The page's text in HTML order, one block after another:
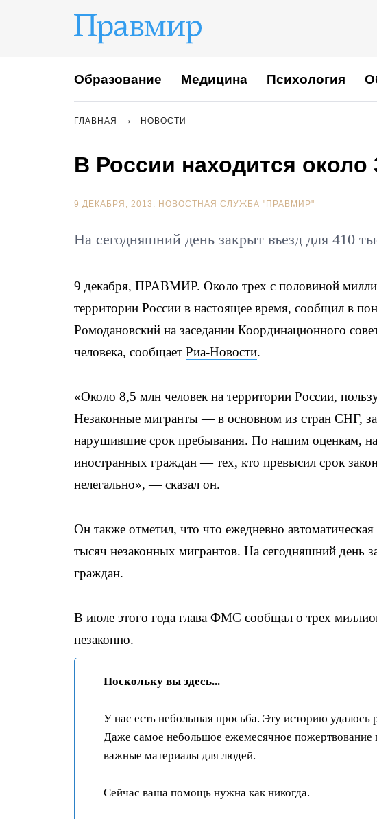
Образование Медицина Психология
ГЛАВНАЯ НОВОСТИ
В России находится около
9 ДЕКАБРЯ, 2013. НОВОСТНАЯ СЛУЖБА "ПРАВМИР"
На сегодняшний день закрыт въезд для 410
9 декабря, ПРАВМИР. Около трех с половиной
территории России в настоящее время, сообщил в
Ромодановский на заседании Координационного
человека, сообщает Риа-Новости.
«Около 8,5 млн человек на территории России,
Незаконные мигранты — в основном из стран СНГ,
нарушившие срок пребывания. По нашим оценкам,
иностранных граждан — тех, кто превысил срок
нелегально», — сказал он.
Он также отметил, что что ежедневно
тысяч незаконных мигрантов. На сегодняшний день
граждан.
В июле этого года глава ФМС сообщал о трех
незаконно.
Поскольку вы здесь...
У нас есть небольшая просьба. Эту историю удалось
Даже самое небольшое ежемесячное пожертвование
важные материалы для людей.
Сейчас ваша помощь нужна как никогда.